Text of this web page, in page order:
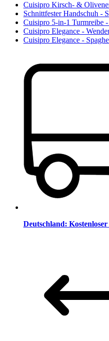
Cuisipro Kirsch- &
Schnittfester Handschuh -
Cuisipro 5-in-1 Turmreibe
Cuisipro Elegance -
Cuisipro Elegance -
Deutschland: